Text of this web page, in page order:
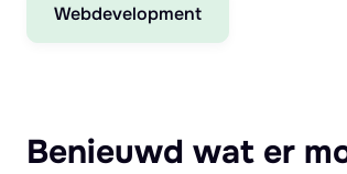
Webdevelopment
Benieuwd wat er